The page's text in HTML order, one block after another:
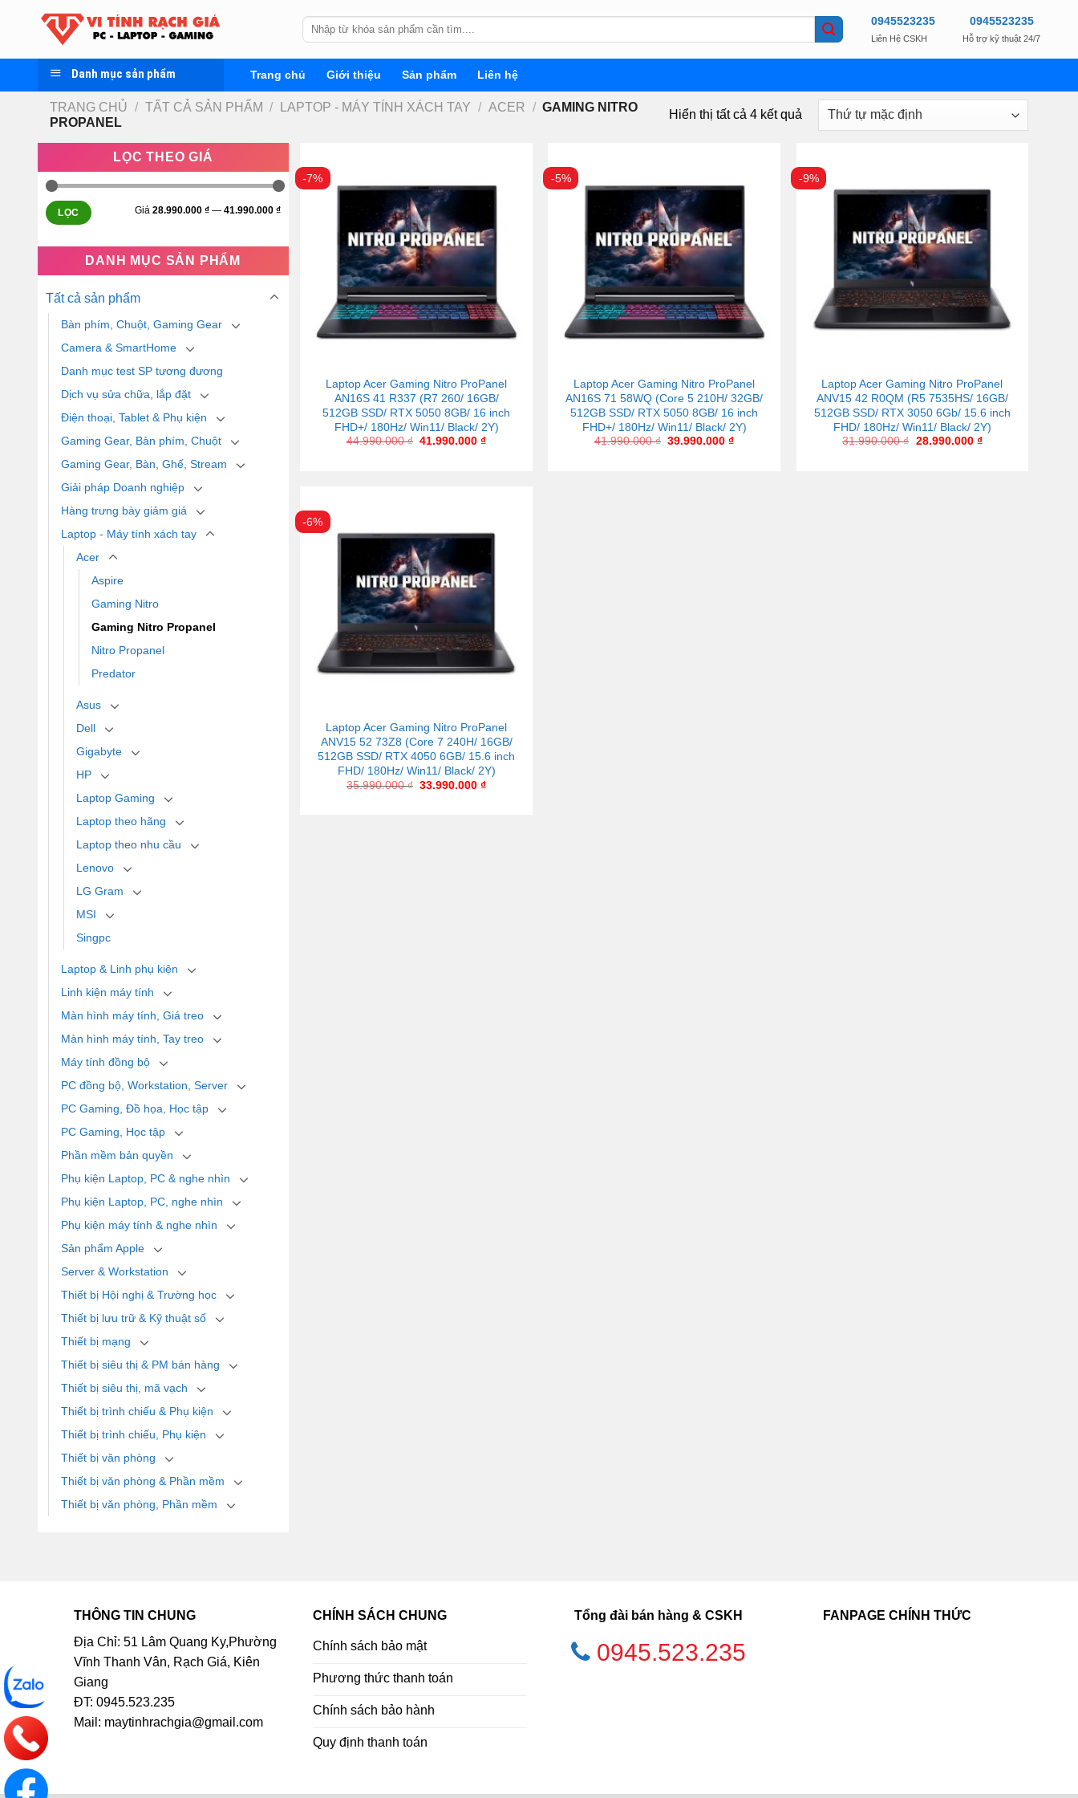
Tìm
kiếm:
0945523235
Liên Hệ CSKH
0945523235
Hỗ trợ kỹ thuật 24/7
Danh mục sản phẩm Trang chủ Giới thiệu Sản phẩm Liên hệ
TRANG CHỦ / TẤT CẢ SẢN PHẨM / LAPTOP - MÁY TÍNH XÁCH TAY / ACER / GAMING NITRO
PROPANEL
Hiển thị tất cả 4 kết quả
LỌC THEO GIÁ
LỌC Giá 28.990.000 ₫— 41.990.000 ₫
DANH MỤC SẢN PHẨM
Tất cả sản phẩm
Bàn phím, Chuột, Gaming Gear
Camera & SmartHome
Danh mục test SP tương đương
Dịch vụ sửa chữa, lắp đặt
Điện thoại, Tablet & Phụ kiện
Gaming Gear, Bàn phím, Chuột
Gaming Gear, Bàn, Ghế, Stream
Giải pháp Doanh nghiệp
Hàng trưng bày giảm giá
Laptop - Máy tính xách tay
Acer
Aspire
Gaming Nitro
Gaming Nitro Propanel
Nitro Propanel
Predator
Asus
Dell
Gigabyte
HP
Laptop Gaming
Laptop theo hãng
Laptop theo nhu cầu
Lenovo
LG Gram
MSI
Singpc
Laptop & Linh phụ kiện
Linh kiện máy tính
Màn hình máy tính, Giá treo
Màn hình máy tính, Tay treo
Máy tính đồng bộ
PC đồng bộ, Workstation, Server
PC Gaming, Đồ họa, Học tập
PC Gaming, Học tập
Phần mềm bản quyền
Phụ kiện Laptop, PC & nghe nhìn
Phụ kiện Laptop, PC, nghe nhìn
Phụ kiện máy tính & nghe nhìn
Sản phẩm Apple
Server & Workstation
Thiết bị Hội nghị & Trường học
Thiết bị lưu trữ & Kỹ thuật số
Thiết bị mạng
Thiết bị siêu thị & PM bán hàng
Thiết bị siêu thị, mã vạch
Thiết bị trình chiếu & Phụ kiện
Thiết bị trình chiếu, Phụ kiện
Thiết bị văn phòng
Thiết bị văn phòng & Phần mềm
Thiết bị văn phòng, Phần mềm
-7%
Laptop Acer Gaming Nitro ProPanel
AN16S 41 R337 (R7 260/ 16GB/
512GB SSD/ RTX 5050 8GB/ 16 inch
FHD+/ 180Hz/ Win11/ Black/ 2Y)
44.990.000₫ 41.990.000₫
-5%
Laptop Acer Gaming Nitro ProPanel
AN16S 71 58WQ (Core 5 210H/ 32GB/
512GB SSD/ RTX 5050 8GB/ 16 inch
FHD+/ 180Hz/ Win11/ Black/ 2Y)
41.990.000₫ 39.990.000₫
-9%
Laptop Acer Gaming Nitro ProPanel
ANV15 42 R0QM (R5 7535HS/ 16GB/
512GB SSD/ RTX 3050 6Gb/ 15.6 inch
FHD/ 180Hz/ Win11/ Black/ 2Y)
31.990.000₫ 28.990.000 ₫
-6%
Laptop Acer Gaming Nitro ProPanel
ANV15 52 73Z8 (Core 7 240H/ 16GB/
512GB SSD/ RTX 4050 6GB/ 15.6 inch
FHD/ 180Hz/ Win11/ Black/ 2Y)
35.990.000₫ 33.990.000₫
THÔNG TIN CHUNG
Địa Chỉ: 51 Lâm Quang Ky,Phường
Vĩnh Thanh Vân, Rạch Giá, Kiên
Giang
ĐT: 0945.523.235
Mail: maytinhrachgia@gmail.com
CHÍNH SÁCH CHUNG
Chính sách bảo mật
Phương thức thanh toán
Chính sách bảo hành
Quy định thanh toán
Tổng đài bán hàng & CSKH
0945.523.235
FANPAGE CHÍNH THỨC